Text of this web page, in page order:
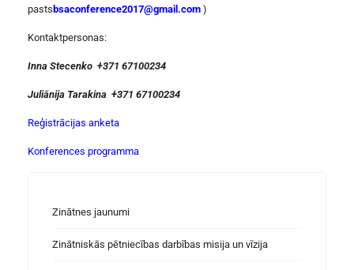
pasts bsaconference2017@gmail.com )
Kontaktpersonas:
Inna Stecenko +371 67100234
Juliānija Tarakina +371 67100234
Reģistrācijas anketa
Konferences programma
Zinātnes jaunumi
Zinātniskās pētniecības darbības misija un vīzija